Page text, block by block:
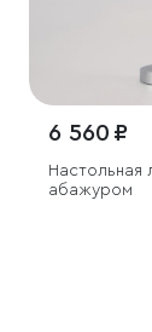
6 560 ₽
Настольная
абажуром